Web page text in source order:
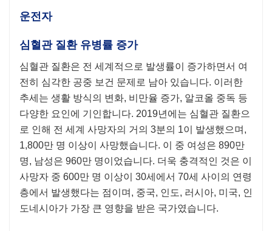
운전자
심혈관 질환 유병률 증가
심혈관 질환은 전 세계적으로 발생률이 증가하면서 여
전히 심각한 공중 보건 문제로 남아 있습니다. 이러한
추세는 생활 방식의 변화, 비만율 증가, 알코올 중독 등
다양한 요인에 기인합니다. 2019년에는 심혈관 질환으
로 인해 전 세계 사망자의 거의 3분의 1이 발생했으며,
1,800만 명 이상이 사망했습니다. 이 중 여성은 890만
명, 남성은 960만 명이었습니다. 더욱 충격적인 것은 이
사망자 중 600만 명 이상이 30세에서 70세 사이의 연령
층에서 발생했다는 점이며, 중국, 인도, 러시아, 미국, 인
도네시아가 가장 큰 영향을 받은 국가였습니다.